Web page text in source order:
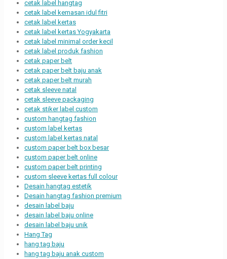
cetak label hangtag
cetak label kemasan idul fitri
cetak label kertas
cetak label kertas Yogyakarta
cetak label minimal order kecil
cetak label produk fashion
cetak paper belt
cetak paper belt baju anak
cetak paper belt murah
cetak sleeve natal
cetak sleeve packaging
cetak stiker label custom
custom hangtag fashion
custom label kertas
custom label kertas natal
custom paper belt box besar
custom paper belt online
custom paper belt printing
custom sleeve kertas full colour
Desain hangtag estetik
Desain hangtag fashion premium
desain label baju
desain label baju online
desain label baju unik
Hang Tag
hang tag baju
hang tag baju anak custom